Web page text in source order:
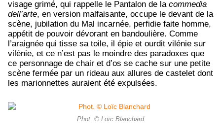
visage grimé, qui rappelle le Pantalon de la commedia
dell’arte, en version malfaisante, occupe le devant de la
scène, jubilation du Mal incarnée, perfidie faite homme,
appétit de pouvoir dévorant en bandoulière. Comme
l’araignée qui tisse sa toile, il épie et ourdit vilénie sur
vilénie, et ce n’est pas le moindre des paradoxes que
ce personnage de chair et d’os se cache sur une petite
scène fermée par un rideau aux allures de castelet dont
les marionnettes auraient été expulsées.
Phot. © Loïc Blanchard